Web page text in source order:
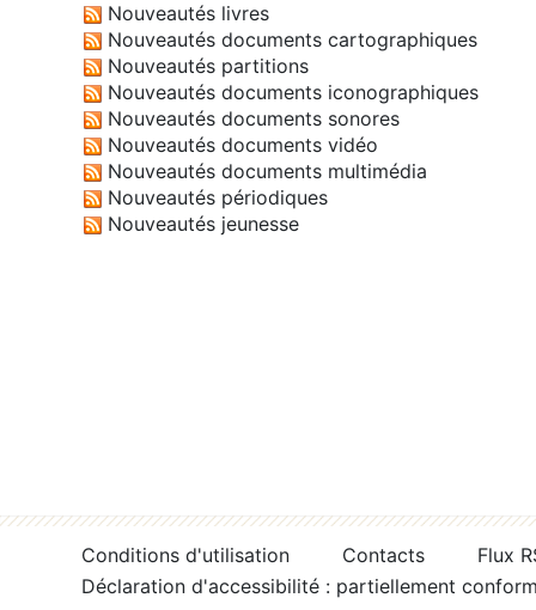
Nouveautés livres
Nouveautés documents cartographiques
Nouveautés partitions
Nouveautés documents iconographiques
Nouveautés documents sonores
Nouveautés documents vidéo
Nouveautés documents multimédia
Nouveautés périodiques
Nouveautés jeunesse
Conditions d'utilisation Contacts
Flux
Déclaration d'accessibilité : partiellement